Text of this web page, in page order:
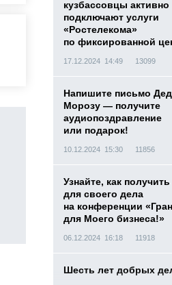
кузбассовцы активно
подключают услуги
«Ростелекома»
по фиксированной
17.12.2024 14:49 13099
Напишите письмо
Морозу — получите
аудиопоздравление
или подарок!
10.12.2024 15:30 11856
Узнайте, как получить
для своего дела
на конференции
для Моего бизнеса!»
06.12.2024 16:18 11918
Шесть лет добрых